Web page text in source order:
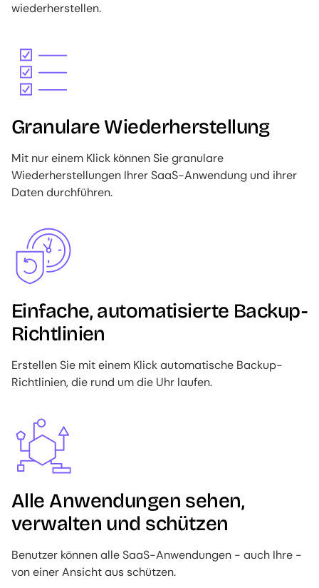
wiederherstellen.
Image
Granulare Wiederherstellung
Mit nur einem Klick können Sie granulare
Wiederherstellungen Ihrer SaaS-Anwendung und ihrer
Daten durchführen.
Image
Einfache, automatisierte Backup-
Richtlinien
Erstellen Sie mit einem Klick automatische Backup-
Richtlinien, die rund um die Uhr laufen.
Image
Alle Anwendungen sehen,
verwalten und schützen
Benutzer können alle SaaS-Anwendungen - auch Ihre -
von einer Ansicht aus schützen.